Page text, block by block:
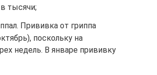
тысячи;
Прививка от гриппа
поскольку на
недель. В январе прививку